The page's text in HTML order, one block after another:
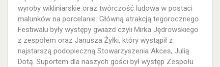
wyroby wikliniarskie oraz twórczość ludowa w postaci
malunków na porcelanie. Główną atrakcją tegorocznego
Festiwalu były występy gwiazd czyli Mirka Jędrowskiego
z zespołem oraz Janusza Żyłki, który wystąpił z
najstarszą podopieczną Stowarzyszenia Akces, Julią
Dotą. Suportem dla naszych gości był występ Zespołu